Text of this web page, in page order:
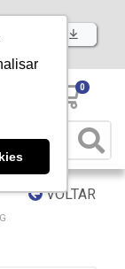
nosso APP
0
VOLTAR